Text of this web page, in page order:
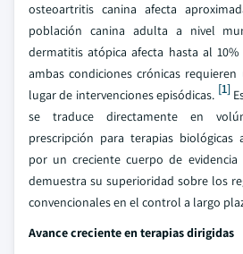
osteoartritis canina afecta
población canina adulta a nivel
dermatitis atópica afecta hasta al
ambas condiciones crónicas
lugar de intervenciones episódicas. [1]
se traduce directamente en
prescripción para terapias biológicas
por un creciente cuerpo de
demuestra su superioridad sobre los
convencionales en el control a largo
Avance creciente en terapias dirigidas